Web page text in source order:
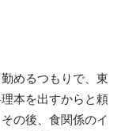
めるつもりで、東
本を出すからと頼
の後、食関係のイ